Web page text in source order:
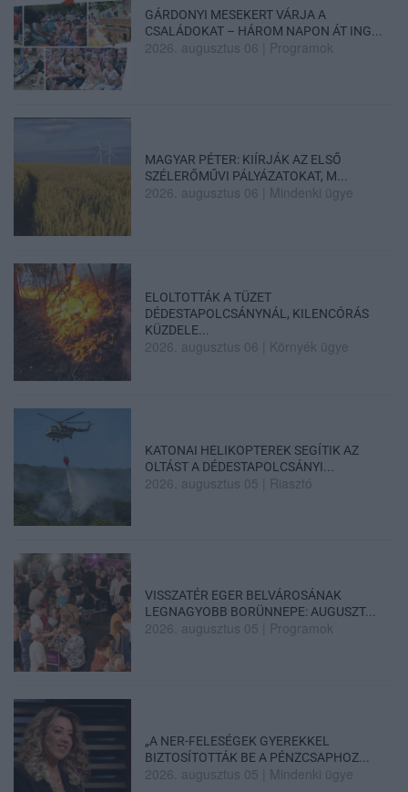
GÁRDONYI MESEKERT VÁRJA A
CSALÁDOKAT – HÁROM NAPON ÁT ING...
2026. augusztus 06 Programok
MAGYAR PÉTER: KIÍRJÁK AZ ELSŐ
SZÉLERŐMŰVI PÁLYÁZATOKAT, M...
2026. augusztus 06 Mindenki ügye
ELOLTOTTÁK A TÜZET
DÉDESTAPOLCSÁNYNÁL, KILENCÓRÁS
KÜZDELE...
2026. augusztus 06 Környék ügye
KATONAI HELIKOPTEREK SEGÍTIK AZ
OLTÁST A DÉDESTAPOLCSÁNYI...
2026. augusztus 05 Riasztó
VISSZATÉR EGER BELVÁROSÁNAK
LEGNAGYOBB BORÜNNEPE: AUGUSZT...
2026. augusztus 05 Programok
„A NER-FELESÉGEK GYEREKKEL
BIZTOSÍTOTTÁK BE A PÉNZCSAPHOZ...
2026. augusztus 05 Mindenki ügye